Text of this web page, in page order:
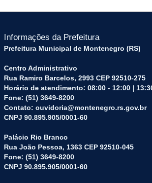
Informações da Prefeitura
Prefeitura Municipal de Montenegro (RS)
Centro Administrativo
Rua Ramiro Barcelos, 2993 CEP 92510-275
Horário de atendimento: 08:00 - 12:00 |
Fone: (51) 3649-8200
Contato: ouvidoria@montenegro.rs.gov.br
CNPJ 90.895.905/0001-60
Palácio Rio Branco
Rua João Pessoa, 1363 CEP 92510-045
Fone: (51) 3649-8200
CNPJ 90.895.905/0001-60